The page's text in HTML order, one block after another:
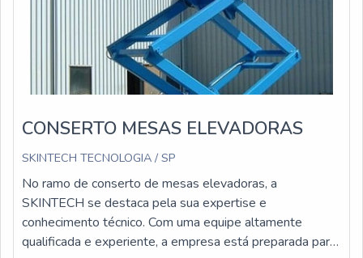
CONSERTO MESAS ELEVADORAS
SKINTECH TECNOLOGIA / SP
No ramo de conserto de mesas elevadoras, a
SKINTECH se destaca pela sua expertise e
conhecimento técnico. Com uma equipe altamente
qualificada e experiente, a empresa está preparada para